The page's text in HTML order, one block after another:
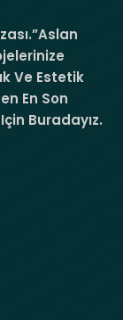
Ve Estetik
En Son
Buradayız.